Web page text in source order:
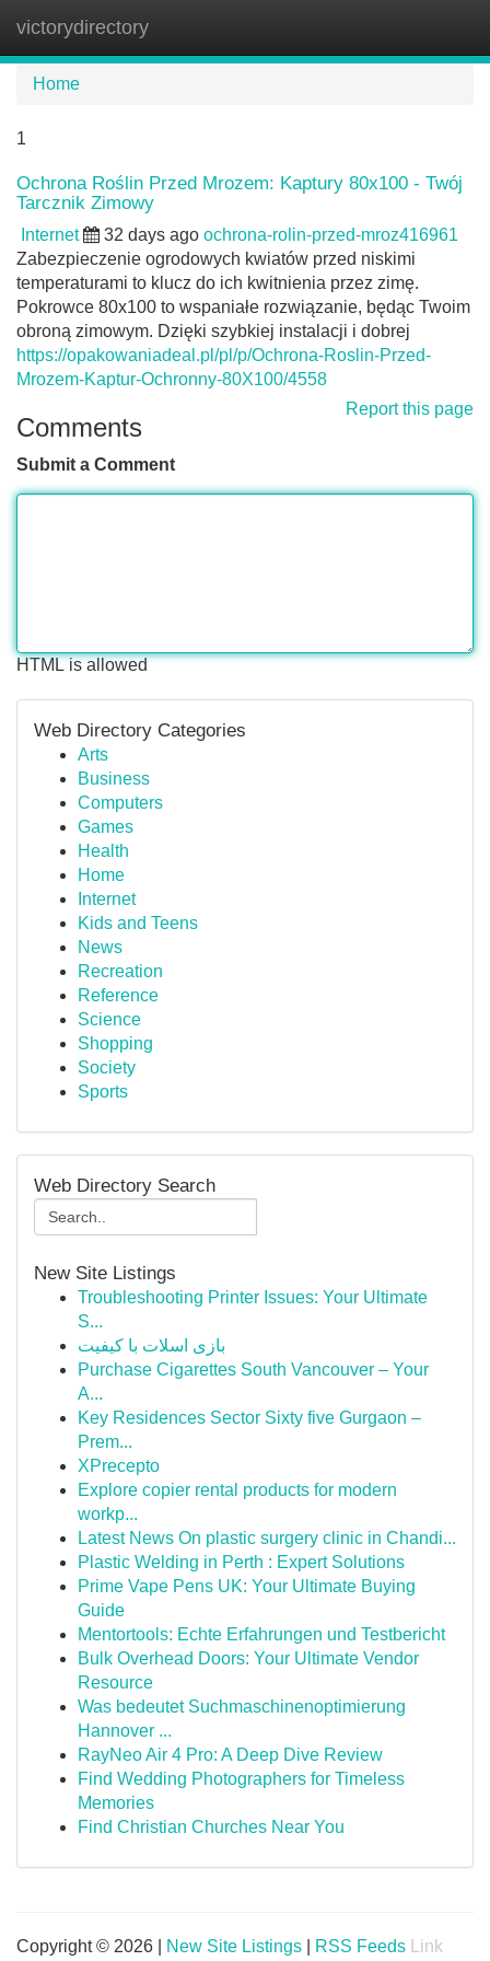
victorydirectory
Home
1
Ochrona Roślin Przed Mrozem: Kaptury 80x100 - Twój
Tarcznik Zimowy
Internet 32 days ago ochrona-rolin-przed-mroz416961
Zabezpieczenie ogrodowych kwiatów przed niskimi
temperaturami to klucz do ich kwitnienia przez zimę.
Pokrowce 80x100 to wspaniałe rozwiązanie, będąc Twoim
obroną zimowym. Dzięki szybkiej instalacji i dobrej
https://opakowaniadeal.pl/pl/p/Ochrona-Roslin-Przed-
Mrozem-Kaptur-Ochronny-80X100/4558
Report this page
Comments
Submit a Comment
HTML is allowed
Web Directory Categories
Arts
Business
Computers
Games
Health
Home
Internet
Kids and Teens
News
Recreation
Reference
Science
Shopping
Society
Sports
Web Directory Search
New Site Listings
Troubleshooting Printer Issues: Your Ultimate
S...
بازی اسلات با کیفیت
Purchase Cigarettes South Vancouver – Your
A...
Key Residences Sector Sixty five Gurgaon –
Prem...
XPrecepto
Explore copier rental products for modern
workp...
Latest News On plastic surgery clinic in Chandi...
Plastic Welding in Perth : Expert Solutions
Prime Vape Pens UK: Your Ultimate Buying
Guide
Mentortools: Echte Erfahrungen und Testbericht
Bulk Overhead Doors: Your Ultimate Vendor
Resource
Was bedeutet Suchmaschinenoptimierung
Hannover ...
RayNeo Air 4 Pro: A Deep Dive Review
Find Wedding Photographers for Timeless
Memories
Find Christian Churches Near You
Copyright © 2026 | New Site Listings RSS Feeds Link